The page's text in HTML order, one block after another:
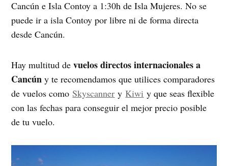
Cancún e Isla Contoy a 1:30h de Isla Mujeres. No se
puede ir a isla Contoy por libre ni de forma directa
desde Cancún.
Hay multitud devuelos directos internacionales a
Cancún y te recomendamos que utilices comparadores
de vuelos como Skyscanner y Kiwi y que seas flexible
con las fechas para conseguir el mejor precio posible
de tu vuelo.